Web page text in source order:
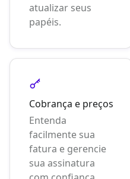
atualizar seus
papéis.
Cobrança e preços
Entenda
facilmente sua
fatura e gerencie
sua assinatura